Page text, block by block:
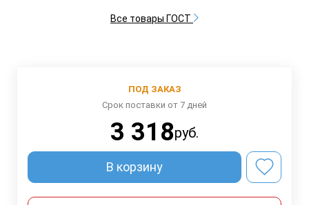
Все товары ГОСТ
ПОД ЗАКАЗ
Срок поставки от 7 дней
3 318руб.
В корзину